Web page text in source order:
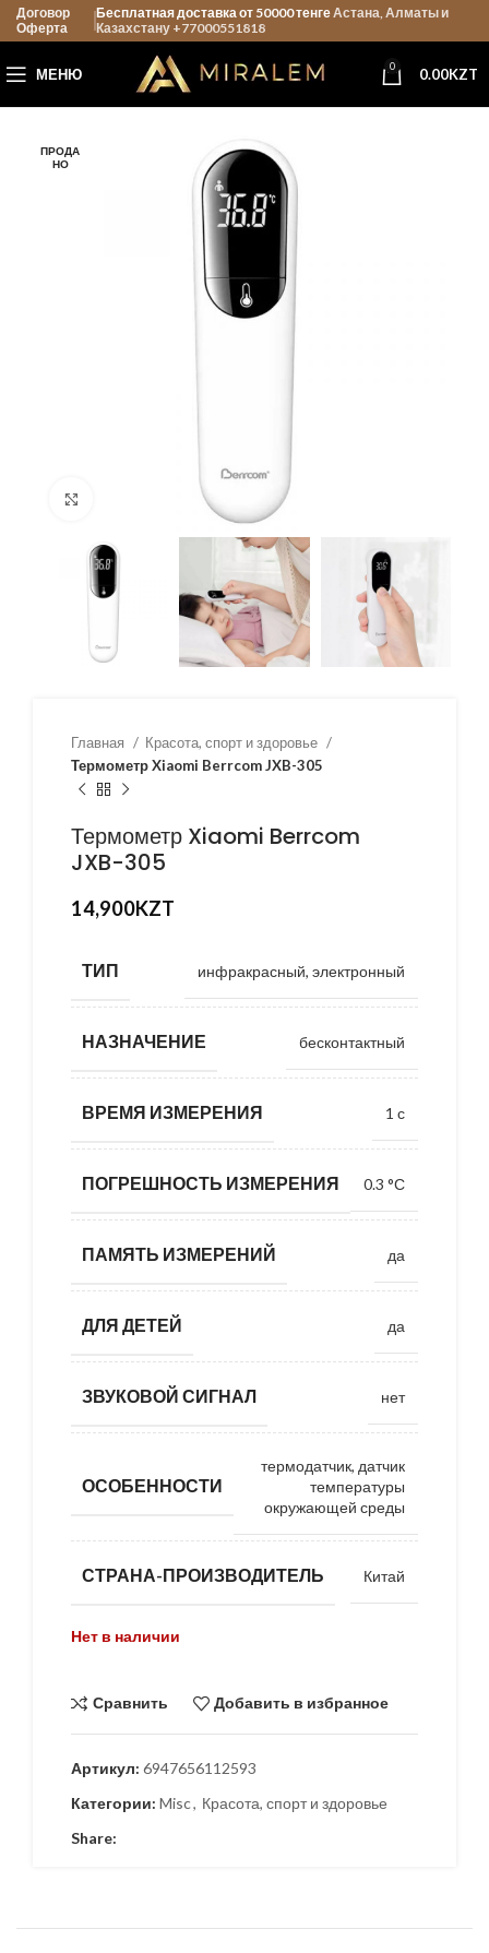
Договор
Оферта
Бесплатная доставка от 50000 тенгеАстана, Алматы и
Казахстану +77000551818
МЕНЮ 0 0.00KZT
ПРОДА
НО
Нажмите, чтобы увеличить
Главная
Красота, спорт и здоровье
Термометр Xiaomi Berrcom JXB-305
Термометр Xiaomi Berrcom
JXB-305
14,900KZT
ТИП инфракрасный, электронный
НАЗНАЧЕНИЕ бесконтактный
ВРЕМЯ ИЗМЕРЕНИЯ 1 с
ПОГРЕШНОСТЬ ИЗМЕРЕНИЯ 0.3 °С
ПАМЯТЬ ИЗМЕРЕНИЙ да
ДЛЯ ДЕТЕЙ да
ЗВУКОВОЙ СИГНАЛ нет
ОСОБЕННОСТИ
термодатчик, датчик
температуры
окружающей среды
СТРАНА-ПРОИЗВОДИТЕЛЬ Китай
Нет в наличии
Сравнить Добавить в избранное
Артикул: 6947656112593
Категории: Misc, Красота, спорт и здоровье
Share: